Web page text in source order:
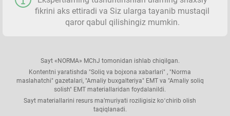
Tarif setkasi
Ish haqini hisoblash formulalari
Statistika hisobotlari
fikrini aks ettiradi va Siz ularga tayanib mustaqil
qaror qabul qilishingiz mumkin.
Sayt «NORMA» MChJ tomonidan ishlab chiqilgan.
Kontentni yaratishda "Soliq va bojхona хabarlari" , "Norma
maslahatchi" gazetalari, "Amaliy buхgalteriya" EMT va "Amaliy soliq
solish" EMT materiallaridan foydalanildi.
Sayt materiallarini resurs ma’muriyati roziligisiz koʻchirib olish
taqiqlanadi.